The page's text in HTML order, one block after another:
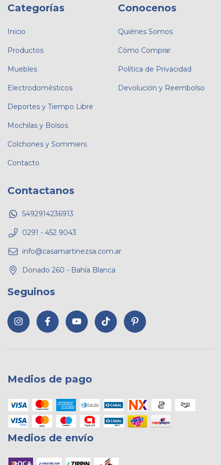
Categorías
Inicio
Productos
Muebles
Electrodomésticos
Deportes y Tiempo Libre
Mochilas y Bolsos
Colchones y Sommiers
Contacto
Conocenos
Quiénes Somos
Cómo Comprar
Política de Privacidad
Devolución y Reembolso
Contactanos
5492914236913
0291 - 452 9043
info@casamartinezsa.com.ar
Donado 260 - Bahía Blanca
Seguinos
Medios de pago
Medios de envío